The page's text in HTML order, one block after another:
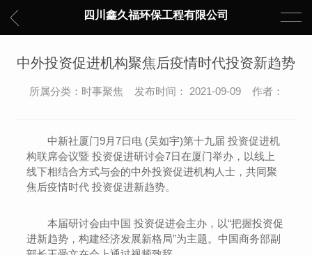
四川鑫久福环保工程有限公司
中外投资促进机构聚焦后疫情时代投资新趋势
所属分类：时事聚焦 发布时间： 2021-09-09 作者：
中新社厦门9月7日电 (吴如宇)第十九届 投资促进机
构联席会议暨 投资促进研讨会7日在厦门举办，以线上
线下相结合方式与会的中外投资促进机构人士，共同聚
焦后疫情时代 投资促进新趋势。
本届研讨会由中国 投资促进会主办，以“把握投资促
进新趋势，构建经济发展新格局”为主题。中国商务部副